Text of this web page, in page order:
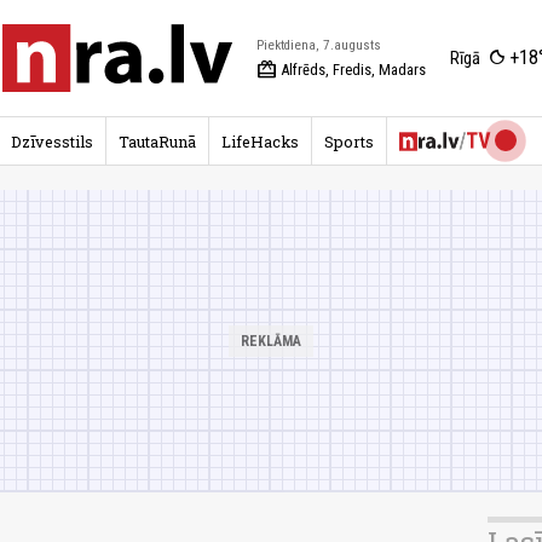
Piektdiena, 7.augusts
redeem Alfrēds, Fredis, Madars
Rīgā
Dzīvesstils TautaRunā LifeHacks Sports